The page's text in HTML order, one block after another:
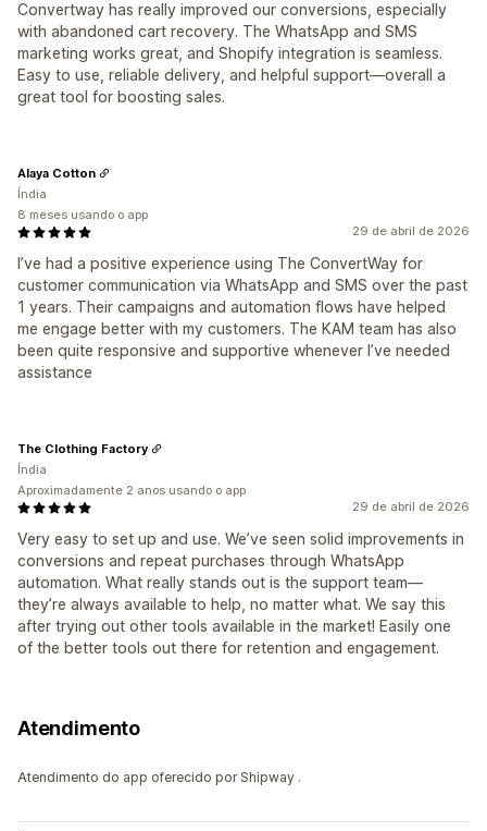
Convertway has really improved our conversions, especially
with abandoned cart recovery. The WhatsApp and SMS
marketing works great, and Shopify integration is seamless.
Easy to use, reliable delivery, and helpful support—overall a
great tool for boosting sales.
29 de abril de 2026
I’ve had a positive experience using The ConvertWay for
customer communication via WhatsApp and SMS over the past
1 years. Their campaigns and automation flows have helped
me engage better with my customers. The KAM team has also
been quite responsive and supportive whenever I’ve needed
assistance
Alaya Cotton
Índia
8 meses usando o app
29 de abril de 2026
Very easy to set up and use. We’ve seen solid improvements in
conversions and repeat purchases through WhatsApp
automation. What really stands out is the support team—
they’re always available to help, no matter what. We say this
after trying out other tools available in the market! Easily one
of the better tools out there for retention and engagement.
The Clothing Factory
Índia
Aproximadamente 2 anos usando o app
Atendimento
Atendimento do app oferecido por Shipway .